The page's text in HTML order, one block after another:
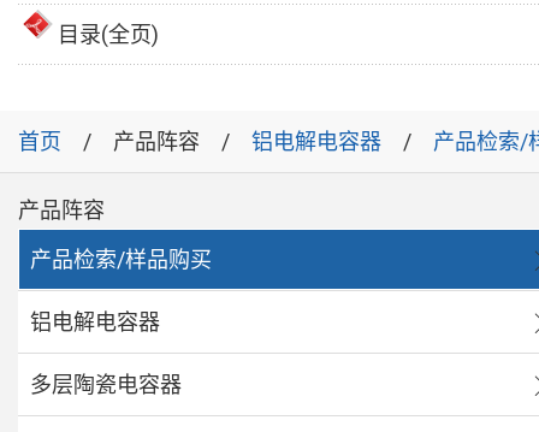
目录(全页)
首页 产品阵容 铝电解电容器 产品检索/
产品阵容
产品检索/样品购买
铝电解电容器
多层陶瓷电容器